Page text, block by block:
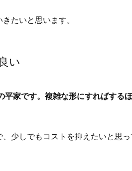
たいと思います。
い
家です。複雑な形にすればす
少しでもコストを抑えたいと思